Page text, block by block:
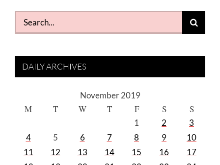
Search
for:
DAILY ARCHIVES
November 2019
M T W T F S S
1 2
3
4
5 6 7 8 9
10
11
12 13 14 15 16
17